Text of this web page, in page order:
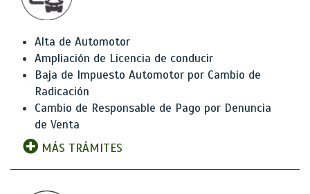
Alta de Automotor
Ampliación de Licencia de conducir
Baja de Impuesto Automotor por Cambio de
Radicación
Cambio de Responsable de Pago por Denuncia
de Venta
MÁS TRÁMITES